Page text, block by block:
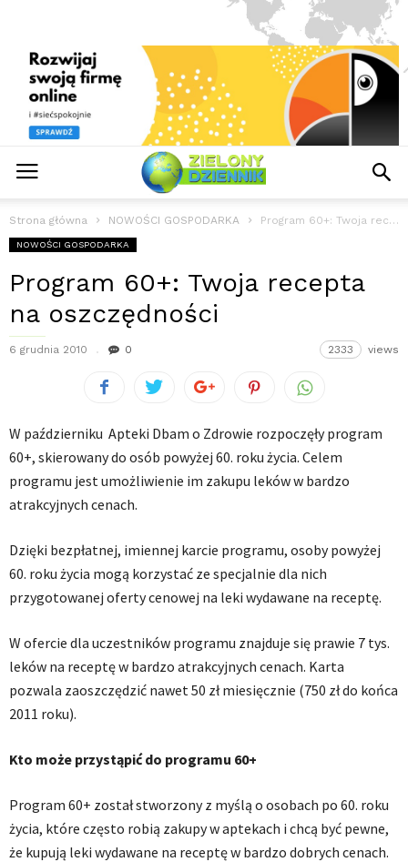
Strona główna NOWOŚCI GOSPODARKA Program 60+: Twoja recepta na oszczędności
NOWOŚCI GOSPODARKA
Program 60+: Twoja recepta
na oszczędności
6 grudnia 2010 0 2333 views
W październiku Apteki Dbam o Zdrowie rozpoczęły program
60+, skierowany do osób powyżej 60. roku życia. Celem
programu jest umożliwienie im zakupu leków w bardzo
atrakcyjnych cenach.
Dzięki bezpłatnej, imiennej karcie programu, osoby powyżej
60. roku życia mogą korzystać ze specjalnie dla nich
przygotowanej oferty cenowej na leki wydawane na receptę.
W ofercie dla uczestników programu znajduje się prawie 7 tys.
leków na receptę w bardzo atrakcyjnych cenach. Karta
pozwala zaoszczędzić nawet 50 zł miesięcznie (750 zł do końca
2011 roku).
Kto może przystąpić do programu 60+
Program 60+ został stworzony z myślą o osobach po 60. roku
życia, które często robią zakupy w aptekach i chcą być pewne,
że kupują leki wydawane na receptę w bardzo dobrych cenach.